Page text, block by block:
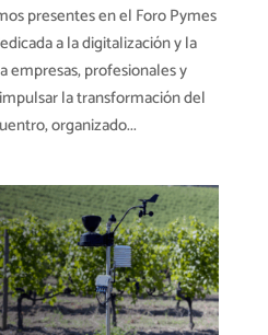
presentes en el Foro Pymes
a la digitalización y la
empresas, profesionales y
la transformación del
organizado...